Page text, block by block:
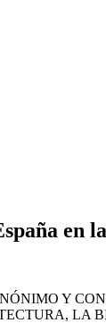
en
Y
LA